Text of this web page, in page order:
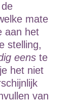
mate
aan het
stelling,
eens te
het niet
van